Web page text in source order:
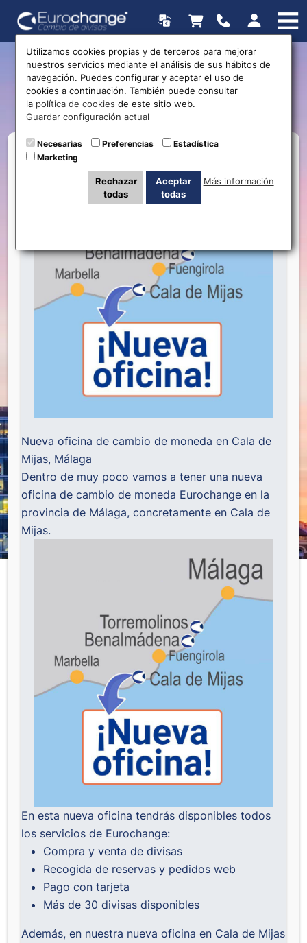
Próxima apertura:
Eurochange Cala de Mijas
Nueva oficina de cambio de moneda en Cala de
Mijas, Málaga
Dentro de muy poco vamos a tener una nueva
oficina de cambio de moneda Eurochange en la
provincia de Málaga, concretamente en Cala de
Mijas.
En esta nueva oficina tendrás disponibles todos
los servicios de Eurochange:
Compra y venta de divisas
Recogida de reservas y pedidos web
Pago con tarjeta
Más de 30 divisas disponibles
Además, en nuestra nuevaoficina en Cala de Mijas
Utilizamos cookies propias y de terceros para mejorar
nuestros servicios mediante el análisis de sus hábitos de
navegación. Puedes configurar y aceptar el uso de
cookies a continuación. También puede consultar
la política de cookies de este sitio web.
Guardar configuración actual
Necesarias Preferencias
Estadística
Marketing
Rechazar
todas
Aceptar
todas
Más información